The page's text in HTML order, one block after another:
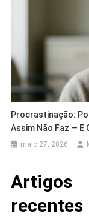
Procrastinação:
Assim Não Faz — E
maio 27, 2026
Artigos
recentes